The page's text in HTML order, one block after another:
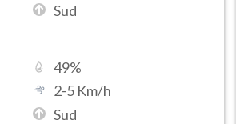
Sud
49%
2-5 Km/h
Sud